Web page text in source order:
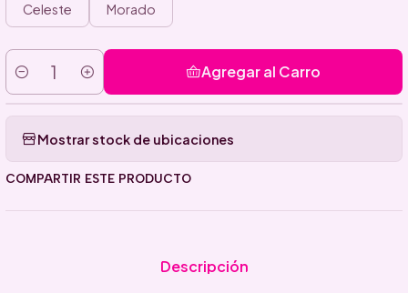
Celeste Morado
Cantidad
Agregar al Carro
Mostrar stock de ubicaciones
COMPARTIR ESTE PRODUCTO
Descripción